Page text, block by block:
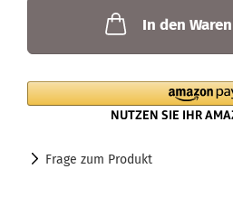
In den
Frage zum Produkt